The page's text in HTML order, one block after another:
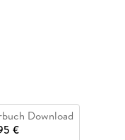
Download
€